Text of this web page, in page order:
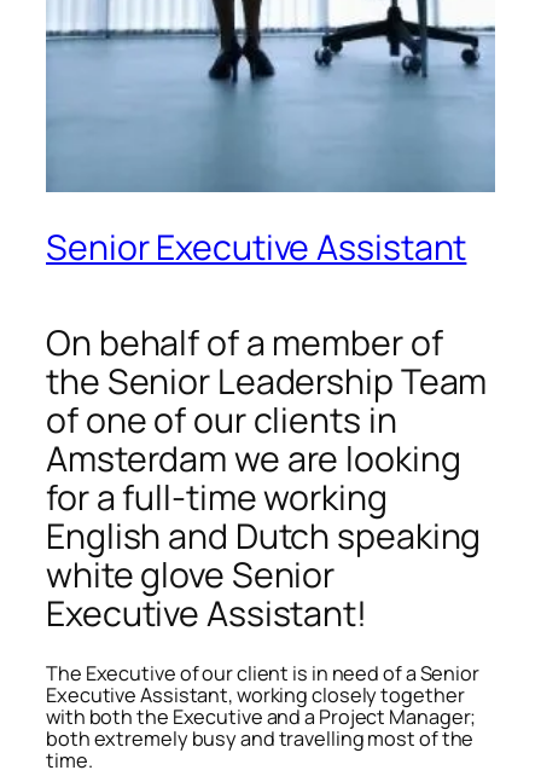
Senior Executive Assistant
On behalf of a member of
the Senior Leadership Team
of one of our clients in
Amsterdam we are looking
for a full-time working
English and Dutch speaking
white glove Senior
Executive Assistant!
The Executive of our client is in need of a Senior
Executive Assistant, working closely together
with both the Executive and a Project Manager;
both extremely busy and travelling most of the
time.